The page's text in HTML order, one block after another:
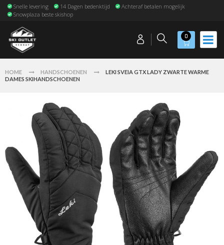
Snelle levering 14 Dagen bedenktijd
Achteraf betalen mogelijk
Snowplaza beste skishop
0
HOME HANDSCHOENEN
LEKI SVEIA GTX LADY ZWARTE WARME
DAMES SKIHANDSCHOENEN